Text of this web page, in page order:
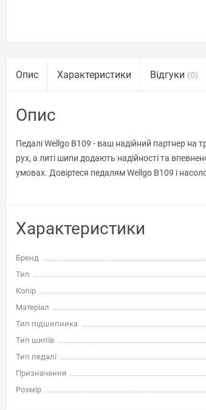
Опис Характеристики Відгуки (0)
Опис
Педалі Wellgo B109 - ваш надійний партнер на
рух, а литі шипи додають надійності та
умовах. Довіртеся педалям Wellgo B109 і
Характеристики
Бренд
Тип
Колір
Матеріал
Тип підшипника
Тип шипів
Тип педалі
Призначення
Розмір